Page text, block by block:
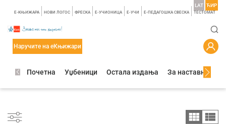
E-КЊИЖАРА НОВИ ЛОГОС ФРЕСКА E-УЧИОНИЦА E-УЧИ Е-ПЕДАГОШКА СВЕСКА TЕСТОМАТ
LAT ЋИР
Наручите на еКњижари
Почетна Уџбеници Остала издања За наставнике